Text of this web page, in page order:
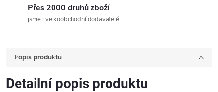
Přes 2000 druhů zboží
jsme i velkoobchodní dodavatelé
Popis produktu
Detailní popis produktu